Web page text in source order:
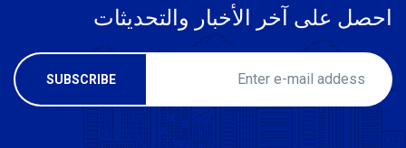
احصل على آخر الأخبار والتحديثات